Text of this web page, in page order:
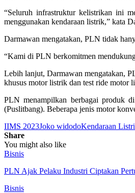
“Seluruh infrastruktur kelistrikan ini
menggunakan kendaraan listrik,” kata
Darmawan mengatakan, PLN tidak
“Kami di PLN berkomitmen
Lebih lanjut, Darmawan mengatakan,
khusus motor listrik dan test ride motor
PLN menampilkan berbagai produk
(Puslitbang). Beberapa jenis motor
IIMS 2023Joko widodoKendaraan
Share
You might also like
Bisnis
PLN Ajak Pelaku Industri Ciptakan
Bisnis